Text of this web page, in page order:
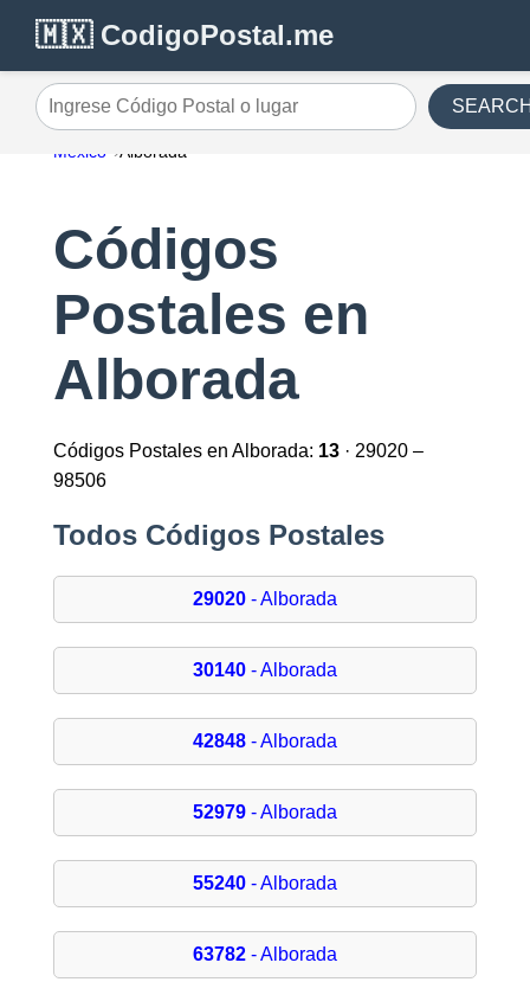
🇲🇽 CodigoPostal.me
Ingrese Código Postal o lugar
México Alborada
Códigos
Postales en
Alborada
Códigos Postales en Alborada: 13· 29020 –
98506
Todos Códigos Postales
29020- Alborada
30140- Alborada
42848- Alborada
52979- Alborada
55240- Alborada
63782- Alborada